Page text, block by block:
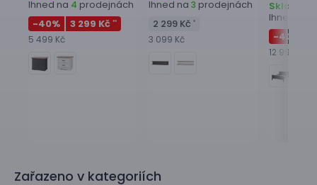
Ihned na 4 prodejnách
-40% 3 299 Kč **
5 499 Kč
Ihned na 3 prodejnách
2 299 Kč *
3 099 Kč
Skladem
Ihned na
-40
12 999 Kč
Zařazeno v kategoriích